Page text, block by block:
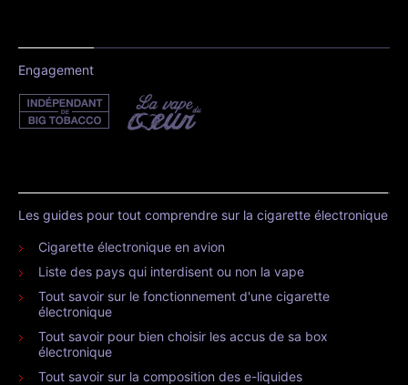
Engagement
Les guides pour tout comprendre sur la cigarette électronique
Cigarette électronique en avion
Liste des pays qui interdisent ou non la vape
Tout savoir sur le fonctionnement d'une cigarette
électronique
Tout savoir pour bien choisir les accus de sa box
électronique
Tout savoir sur la composition des e-liquides